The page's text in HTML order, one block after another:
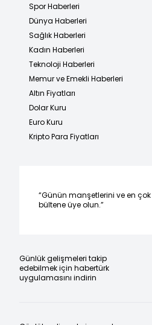
Spor Haberleri
Dünya Haberleri
Sağlık Haberleri
Kadın Haberleri
Teknoloji Haberleri
Memur ve Emekli Haberleri
Altın Fiyatları
Dolar Kuru
Euro Kuru
Kripto Para Fiyatları
“Günün manşetlerini ve en
bültene üye olun.”
Günlük gelişmeleri takip
edebilmek için habertürk
uygulamasını indirin